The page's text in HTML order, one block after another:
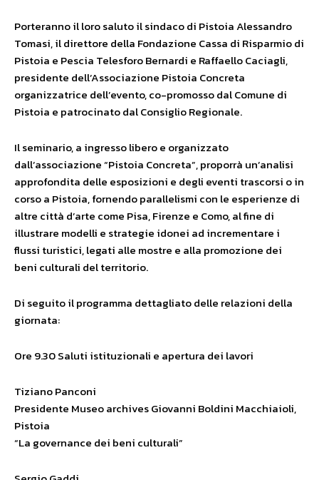
Porteranno il loro saluto il sindaco di Pistoia Alessandro
Tomasi, il direttore della Fondazione Cassa di Risparmio di
Pistoia e Pescia Telesforo Bernardi e Raffaello Caciagli,
presidente dell’Associazione Pistoia Concreta
organizzatrice dell’evento, co-promosso dal Comune di
Pistoia e patrocinato dal Consiglio Regionale.
Il seminario, a ingresso libero e organizzato
dall’associazione “Pistoia Concreta”, proporrà un’analisi
approfondita delle esposizioni e degli eventi trascorsi o in
corso a Pistoia, fornendo parallelismi con le esperienze di
altre città d’arte come Pisa, Firenze e Como, al fine di
illustrare modelli e strategie idonei ad incrementare i
flussi turistici, legati alle mostre e alla promozione dei
beni culturali del territorio.
Di seguito il programma dettagliato delle relazioni della
giornata:
Ore 9.30 Saluti istituzionali e apertura dei lavori
Tiziano Panconi
Presidente Museo archives Giovanni Boldini Macchiaioli,
Pistoia
“La governance dei beni culturali”